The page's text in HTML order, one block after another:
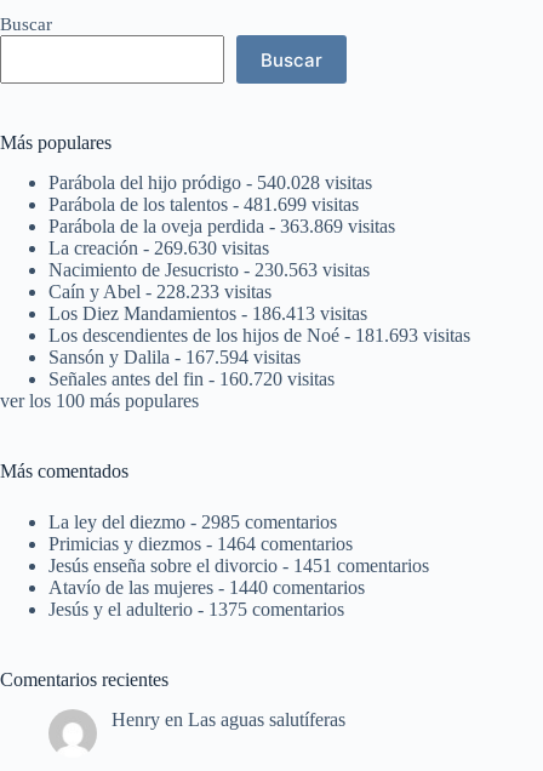
Buscar
Buscar
Más populares
Parábola del hijo pródigo - 540.028 visitas
Parábola de los talentos - 481.699 visitas
Parábola de la oveja perdida - 363.869 visitas
La creación - 269.630 visitas
Nacimiento de Jesucristo - 230.563 visitas
Caín y Abel - 228.233 visitas
Los Diez Mandamientos - 186.413 visitas
Los descendientes de los hijos de Noé - 181.693 visitas
Sansón y Dalila - 167.594 visitas
Señales antes del fin - 160.720 visitas
ver los 100 más populares
Más comentados
La ley del diezmo - 2985 comentarios
Primicias y diezmos - 1464 comentarios
Jesús enseña sobre el divorcio - 1451 comentarios
Atavío de las mujeres - 1440 comentarios
Jesús y el adulterio - 1375 comentarios
Comentarios recientes
Henry en Las aguas salutíferas